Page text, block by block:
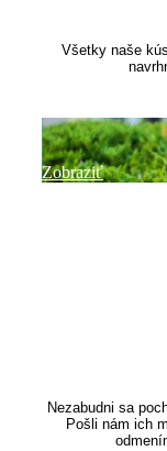
Všetky naše
Zobraziť
Nezabudni sa
Pošli nám ich